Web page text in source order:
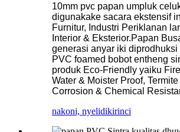
10mm pvc papan umpluk
digunakake sacara ekstensif
Furnitur, Industri Periklanan
Interior & Eksterior.Papan
generasi anyar iki
PVC foamed bobot entheng
produk Eco-Friendly yaiku
Water & Moister Proof,
Corrosion & Chemical
nakoni, nyelidikirinci